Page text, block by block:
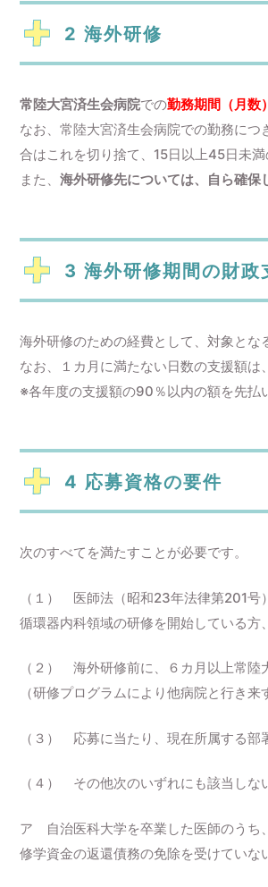
2 海外研修
常陸大宮済生会病院での勤務期間（月数
なお、常陸大宮済生会病院での勤務に
合はこれを切り捨て、15日以上45日未
また、 海外研修先については、自ら確保
3 海外研修期間の財政
海外研修のための経費として、対象とな
なお、１カ月に満たない日数の支援額は
※各年度の支援額の90％以内の額を先払
4 応募資格の要件
次のすべてを満たすこと が必要です。
（１） 医師法（昭和23年法律第201号
循環器内科領域の研修を開始している
（２） 海外研修前に、６カ月以上常
（研修プログラムにより他病院と行き
（３） 応募に当たり、現在所属する部
（４） その他次のいずれにも該当しな
ア 自治医科大学を卒業した医師のうち
修学資金の返還債務の免除を受けていな